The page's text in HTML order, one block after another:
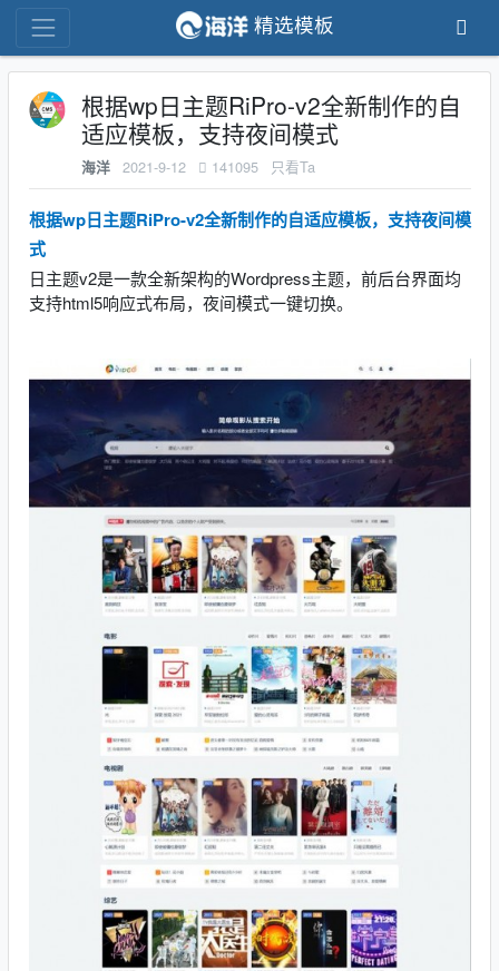
精选模板
根据wp日主题RiPro-v2全新制作的自
适应模板，支持夜间模式
海洋 2021-9-12 141095 只看Ta
根据wp日主题RiPro-v2全新制作的自适应模板，支持夜间模
式
日主题v2是一款全新架构的Wordpress主题，前后台界面均
支持html5响应式布局，夜间模式一键切换。